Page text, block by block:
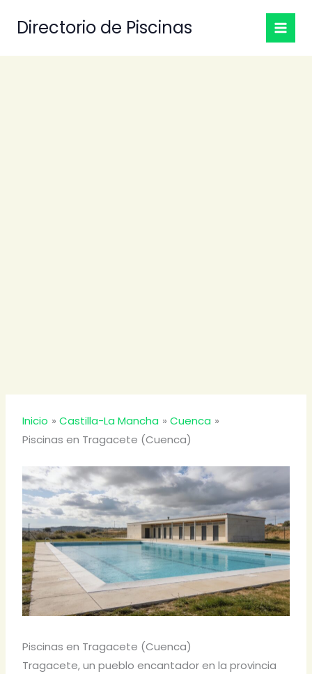
Directorio de Piscinas
Inicio Castilla-La Mancha
Cuenca
Piscinas en Tragacete (Cuenca)
Piscinas en Tragacete (Cuenca)
Tragacete, un pueblo encantador en la provincia